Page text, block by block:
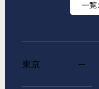
一
東京